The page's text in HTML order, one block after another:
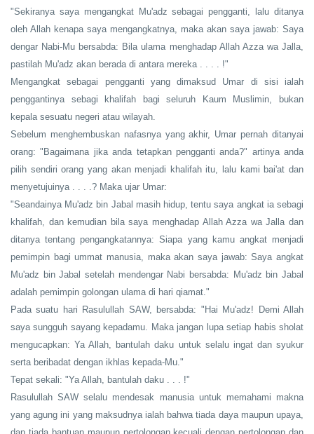
"Sekiranya saya mengangkat Mu'adz sebagai pengganti, lalu ditanya
oleh Allah kenapa saya mengangkatnya, maka akan saya jawab: Saya
dengar Nabi-Mu bersabda: Bila ulama menghadap Allah Azza wa Jalla,
pastilah Mu'adz akan berada di antara mereka . . . . !"
Mengangkat sebagai pengganti yang dimaksud Umar di sisi ialah
penggantinya sebagi khalifah bagi seluruh Kaum Muslimin, bukan
kepala sesuatu negeri atau wilayah.
Sebelum menghembuskan nafasnya yang akhir, Umar pernah ditanyai
orang: "Bagaimana jika anda tetapkan pengganti anda?" artinya anda
pilih sendiri orang yang akan menjadi khalifah itu, lalu kami bai'at dan
menyetujuinya . . . .? Maka ujar Umar:
"Seandainya Mu'adz bin Jabal masih hidup, tentu saya angkat ia sebagi
khalifah, dan kemudian bila saya menghadap Allah Azza wa Jalla dan
ditanya tentang pengangkatannya: Siapa yang kamu angkat menjadi
pemimpin bagi ummat manusia, maka akan saya jawab: Saya angkat
Mu'adz bin Jabal setelah mendengar Nabi bersabda: Mu'adz bin Jabal
adalah pemimpin golongan ulama di hari qiamat."
Pada suatu hari Rasulullah SAW, bersabda: "Hai Mu'adz! Demi Allah
saya sungguh sayang kepadamu. Maka jangan lupa setiap habis sholat
mengucapkan: Ya Allah, bantulah daku untuk selalu ingat dan syukur
serta beribadat dengan ikhlas kepada-Mu."
Tepat sekali: "Ya Allah, bantulah daku . . . !"
Rasulullah SAW selalu mendesak manusia untuk memahami makna
yang agung ini yang maksudnya ialah bahwa tiada daya maupun upaya,